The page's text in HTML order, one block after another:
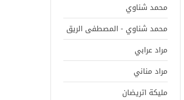
محمد شناوي
محمد شناوي - المصطفى الريق
مراد عرابي
مراد مناني
مليكة اتريضان